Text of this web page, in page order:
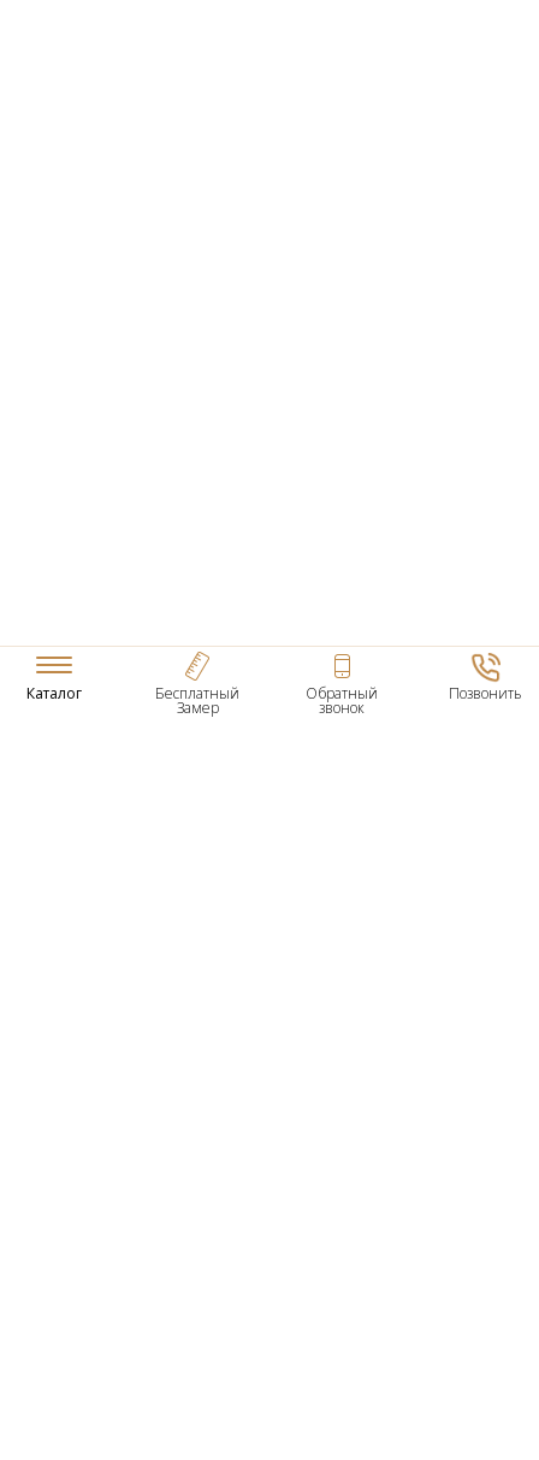
Каталог Бесплатный
Замер
Обратный
звонок
Позвонить